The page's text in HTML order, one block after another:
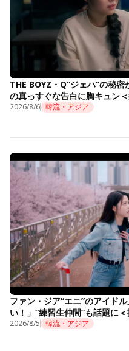
THE BOYZ・Q“ジェハ”の秘
の真っすぐな告白に胸キュン
2026/8/6 韓流・アジア
ファン・ジア“エニ”のアイド
い！」“練習生仲間”も話題に
2026/8/5 韓流・アジア